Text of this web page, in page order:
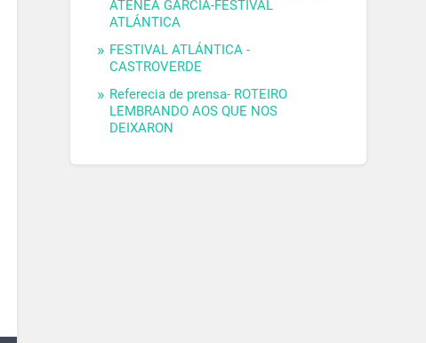
ATENEA GARCÍA-FESTIVAL
ATLÁNTICA
FESTIVAL ATLÁNTICA -
CASTROVERDE
Referecia de prensa- ROTEIRO
LEMBRANDO AOS QUE NOS
DEIXARON